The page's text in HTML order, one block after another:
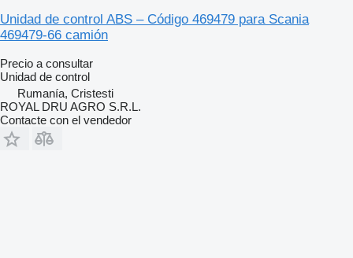
Unidad de control ABS – Código 469479 para Scania
469479-66 camión
Precio a consultar
Unidad de control
Rumanía, Cristesti
ROYAL DRU AGRO S.R.L.
Contacte con el vendedor